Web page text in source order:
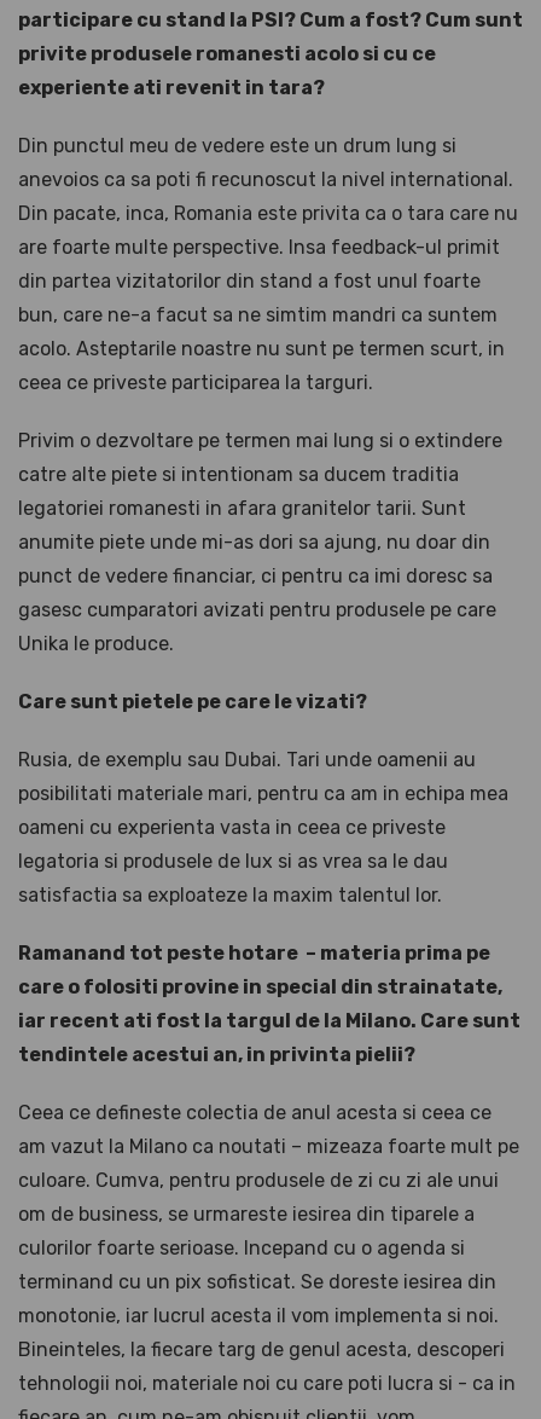
participare cu stand la PSI? Cum a fost? Cum sunt
privite produsele romanesti acolo si cu ce
experiente ati revenit in tara?
Din punctul meu de vedere este un drum lung si
anevoios ca sa poti fi recunoscut la nivel international.
Din pacate, inca, Romania este privita ca o tara care nu
are foarte multe perspective. Insa feedback-ul primit
din partea vizitatorilor din stand a fost unul foarte
bun, care ne-a facut sa ne simtim mandri ca suntem
acolo. Asteptarile noastre nu sunt pe termen scurt, in
ceea ce priveste participarea la targuri.
Privim o dezvoltare pe termen mai lung si o extindere
catre alte piete si intentionam sa ducem traditia
legatoriei romanesti in afara granitelor tarii. Sunt
anumite piete unde mi-as dori sa ajung, nu doar din
punct de vedere financiar, ci pentru ca imi doresc sa
gasesc cumparatori avizati pentru produsele pe care
Unika le produce.
Care sunt pietele pe care le vizati?
Rusia, de exemplu sau Dubai. Tari unde oamenii au
posibilitati materiale mari, pentru ca am in echipa mea
oameni cu experienta vasta in ceea ce priveste
legatoria si produsele de lux si as vrea sa le dau
satisfactia sa exploateze la maxim talentul lor.
Ramanand tot peste hotare – materia prima pe
care o folositi provine in special din strainatate,
iar recent ati fost la targul de la Milano. Care sunt
tendintele acestui an, in privinta pielii?
Ceea ce defineste colectia de anul acesta si ceea ce
am vazut la Milano ca noutati – mizeaza foarte mult pe
culoare. Cumva, pentru produsele de zi cu zi ale unui
om de business, se urmareste iesirea din tiparele a
culorilor foarte serioase. Incepand cu o agenda si
terminand cu un pix sofisticat. Se doreste iesirea din
monotonie, iar lucrul acesta il vom implementa si noi.
Bineinteles, la fiecare targ de genul acesta, descoperi
tehnologii noi, materiale noi cu care poti lucra si - ca in